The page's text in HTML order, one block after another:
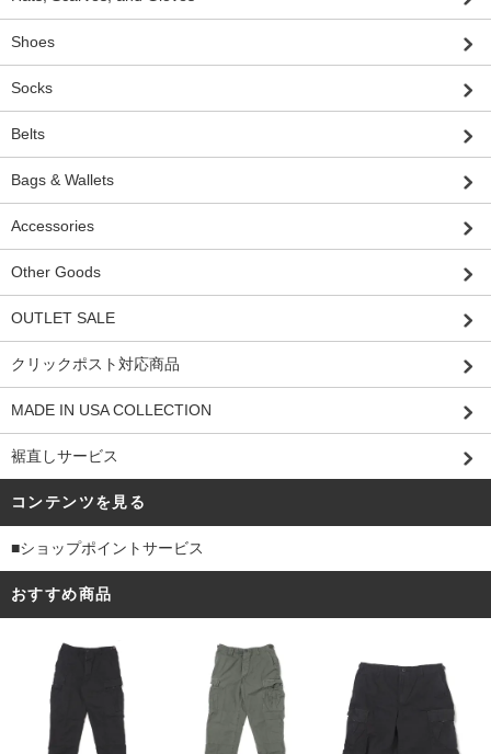
Shoes
Socks
Belts
Bags & Wallets
Accessories
Other Goods
OUTLET SALE
クリックポスト対応商品
MADE IN USA COLLECTION
裾直しサービス
コンテンツを見る
■ショップポイントサービス
おすすめ商品